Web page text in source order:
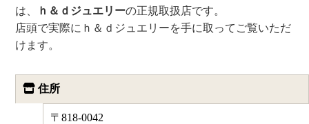
は、
ｈ＆ｄジュエリーの正規取扱店です。
店頭で実際にｈ＆ｄジュエリーを手に取ってご覧いただ
けます。
住所
〒818-0042